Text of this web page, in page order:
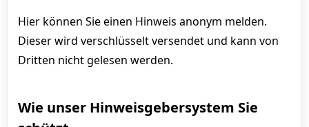
Hier können Sie einen Hinweis anonym melden.
Dieser wird verschlüsselt versendet und kann von
Dritten nicht gelesen werden.
Wie unser Hinweisgebersystem Sie